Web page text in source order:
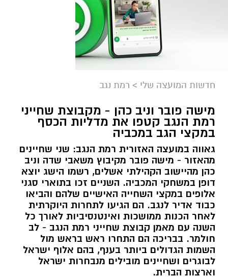
חדשות המועצה שלי > רמת נגב
מישה פובר וניב כהן - מקבוצת שחייני
רמת הנגב קטפו את מדליות הכסף
במקצי הגב במכביה
גאווה במועצה האזורית רמת הנגב: שני שחיינים
מהאזור - מישה פובר מקיבוץ משאבי שדה וניב
כהן מהיישוב הקהילתי אשלים, רשמו הישג יוצא
דופן במשחקי המכביה. השניים זכו בתוארי סגני
אלופים במקצי השחייה האישיים שלהם והביאו
כבוד אדיר לנגב. הם הגיעו לתחרות היוקרתית
לאחר הכנות ממושכות ואינטנסיביות לאורך כל
השנה עם מאמן קבוצת שחייני רמת הנגב - לב
חולמר. בבריכה הם התחרו ראש בראש מול
השמות הגדולים ביותר בענף, בהם אלוף ישראל
לבוגרים ושחיינים מובילים מנבחרות ישראל
וארצות הברית.